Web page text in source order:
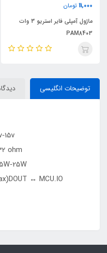
11,000 تومان
ماژول آمپلی فایر استریو 3 وات
PAM8403
توضیحات انگلیسی
15v
ohm
25W
↔ MCU.IO